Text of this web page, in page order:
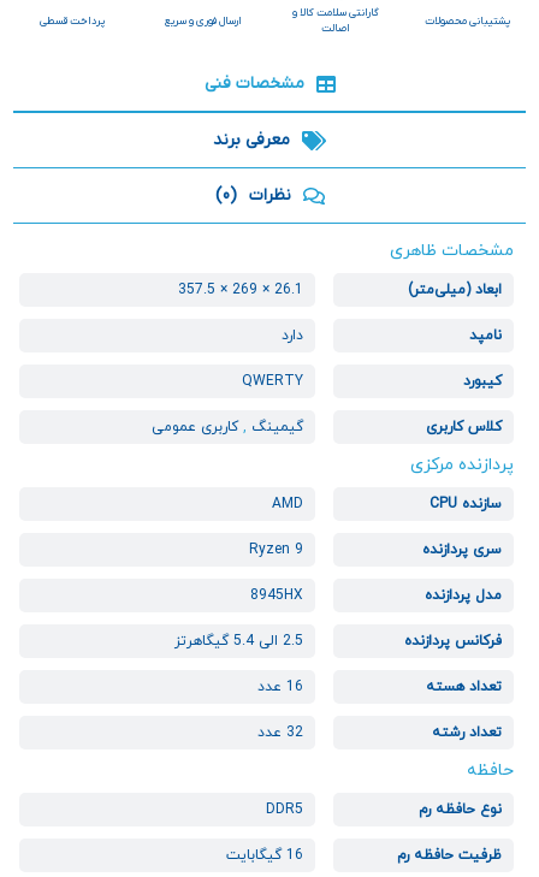
پشتیبانی محصولات
گارانتی سلامت کالا و
اصالت
ارسال فوری و سریع پرداخت قسطی
مشخصات فنی
معرفی برند
نظرات (0)
مشخصات ظاهری
ابعاد (میلی‌متر) 26.1 × 269 × 357.5
نامپد دارد
کیبورد QWERTY
کلاس کاربری گیمینگ ,کاربری عمومی
پردازنده مرکزی
سازنده CPU AMD
سری پردازنده Ryzen 9
مدل پردازنده 8945HX
فرکانس پردازنده 2.5 الی 5.4 گیگاهرتز
تعداد هسته 16 عدد
تعداد رشته 32 عدد
حافظه
نوع حافظه رم DDR5
ظرفیت حافظه رم 16 گیگابایت